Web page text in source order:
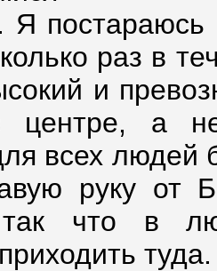
постараюсь
раз в
и
центре, а
всех людей
руку от
так что в
туда.